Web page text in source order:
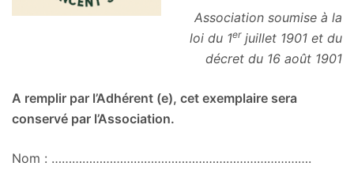
Association soumise à la
loi du 1erjuillet 1901 et du
décret du 16 août 1901
A remplir par l’Adhérent (e), cet exemplaire sera
conservé par l’Association.
Nom : ………………………………………………………………….